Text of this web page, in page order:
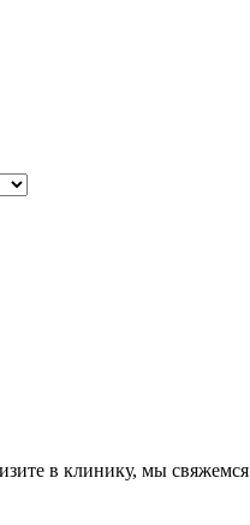
в клинику, мы